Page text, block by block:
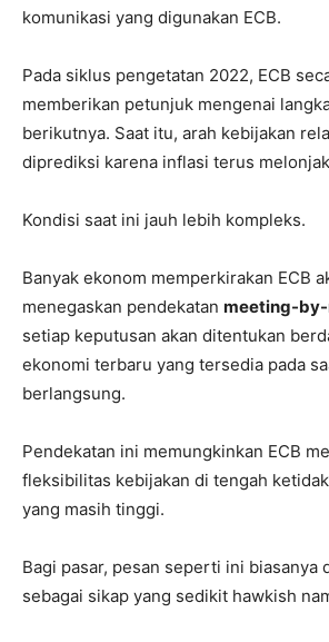
komunikasi yang digunakan ECB.
Pada siklus pengetatan 2022, ECB
memberikan petunjuk mengenai
berikutnya. Saat itu, arah kebijakan
diprediksi karena inflasi terus
Kondisi saat ini jauh lebih kompleks.
Banyak ekonom memperkirakan ECB
menegaskan pendekatan meeting-
setiap keputusan akan ditentukan
ekonomi terbaru yang tersedia pada
berlangsung.
Pendekatan ini memungkinkan ECB
fleksibilitas kebijakan di tengah
yang masih tinggi.
Bagi pasar, pesan seperti ini biasanya
sebagai sikap yang sedikit hawkish